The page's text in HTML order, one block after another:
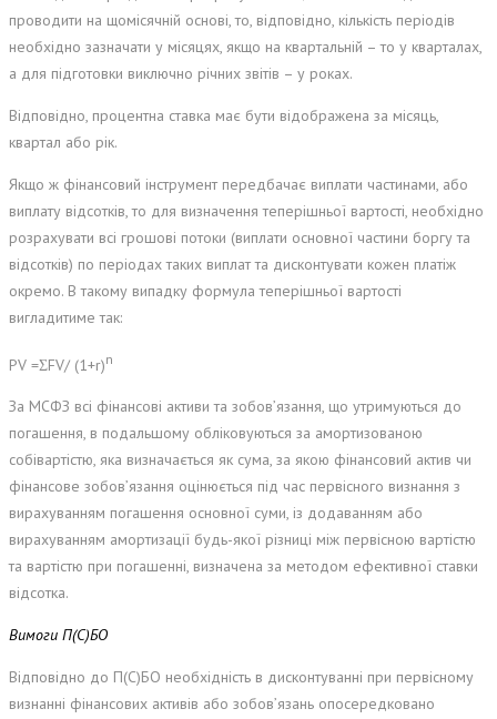
проводити на щомісячній основі, то, відповідно, кількість періодів
необхідно зазначати у місяцях, якщо на квартальній – то у кварталах,
а для підготовки виключно річних звітів – у роках.
Відповідно, процентна ставка має бути відображена за місяць,
квартал або рік.
Якщо ж фінансовий інструмент передбачає виплати частинами, або
виплату відсотків, то для визначення теперішньої вартості, необхідно
розрахувати всі грошові потоки (виплати основної частини боргу та
відсотків) по періодах таких виплат та дисконтувати кожен платіж
окремо. В такому випадку формула теперішньої вартості
вигладитиме так:
PV =ΣFV/ (1+r)n
За МСФЗ всі фінансові активи та зобов’язання, що утримуються до
погашення, в подальшому обліковуються за амортизованою
собівартістю, яка визначається як сума, за якою фінансовий актив чи
фінансове зобов’язання оцінюється під час первісного визнання з
вирахуванням погашення основної суми, із додаванням або
вирахуванням амортизації будь-якої різниці між первісною вартістю
та вартістю при погашенні, визначена за методом ефективної ставки
відсотка.
Вимоги П(С)БО
Відповідно до П(С)БО необхідність в дисконтуванні при первісному
визнанні фінансових активів або зобов’язань опосередковано